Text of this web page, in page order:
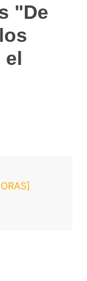
"De
el